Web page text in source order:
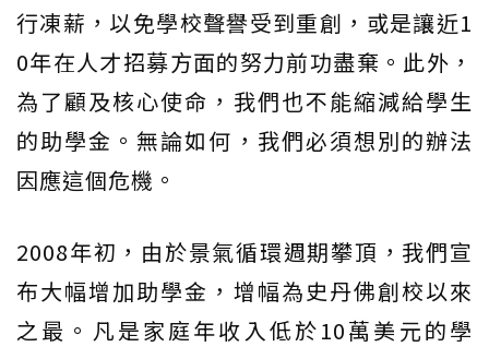
行凍薪，以免學校聲譽受到重創，或是讓近1
0年在人才招募方面的努力前功盡棄。此外，
為了顧及核心使命，我們也不能縮減給學生
的助學金。無論如何，我們必須想別的辦法
因應這個危機。
2008年初，由於景氣循環週期攀頂，我們宣
布大幅增加助學金，增幅為史丹佛創校以來
之最。凡是家庭年收入低於10萬美元的學